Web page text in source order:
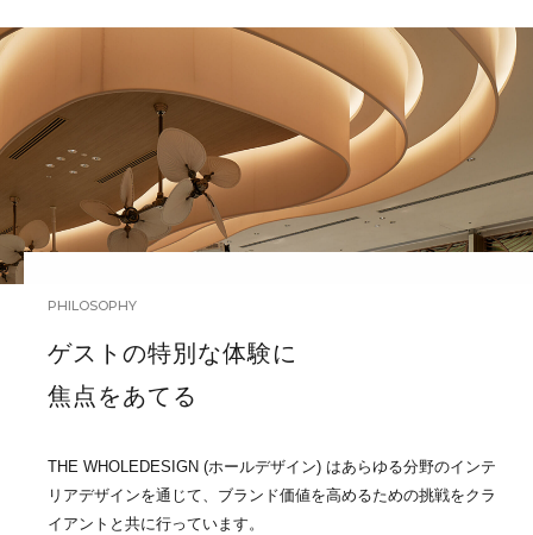
PHILOSOPHY
ゲストの特別な体験に
焦点をあてる
THE WHOLEDESIGN (ホールデザイン) はあらゆる分野のインテ
リアデザインを通じて、ブランド価値を高めるための挑戦をクラ
イアントと共に行っています。